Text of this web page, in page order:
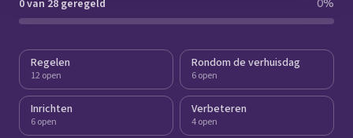
0 van 28 geregeld 0%
Regelen
12 open
Rondom de verhuisdag
6 open
Inrichten
6 open
Verbeteren
4 open